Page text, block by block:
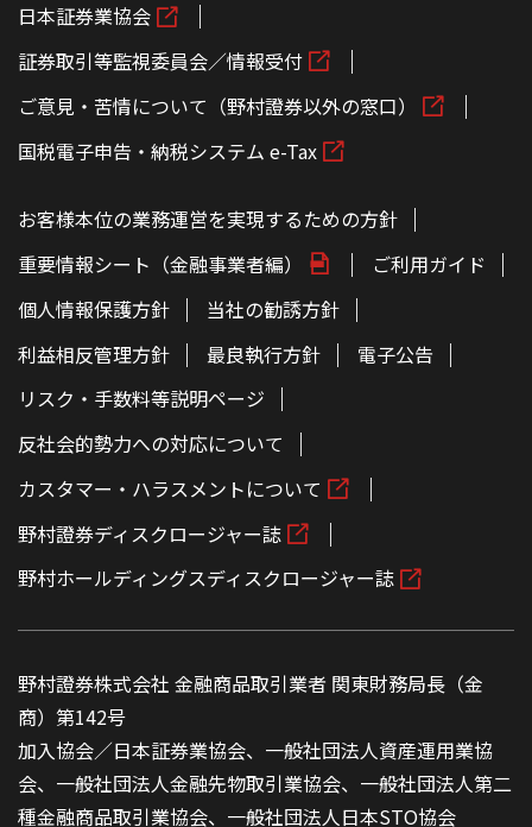
日本証券業協会
証券取引等監視委員会／情報受付
ご意見・苦情について（野村證券以外の窓口）
国税電子申告・納税システム e-Tax
お客様本位の業務運営を実現するための方針
重要情報シート（金融事業者編）
ご利用ガイド
個人情報保護方針
当社の勧誘方針
利益相反管理方針
最良執行方針
電子公告
リスク・手数料等説明ページ
反社会的勢力への対応について
カスタマー・ハラスメントについて
野村證券ディスクロージャー誌
野村ホールディングスディスクロージャー誌
野村證券株式会社 金融商品取引業者 関東財務局長（金
商）第142号
加入協会／日本証券業協会、一般社団法人資産運用業協
会、一般社団法人金融先物取引業協会、一般社団法人第二
種金融商品取引業協会、一般社団法人日本STO協会